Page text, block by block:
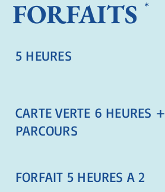
FORFAITS*
5 HEURES
CARTE VERTE 6 HEURES +
PARCOURS
FORFAIT 5 HEURES A 2